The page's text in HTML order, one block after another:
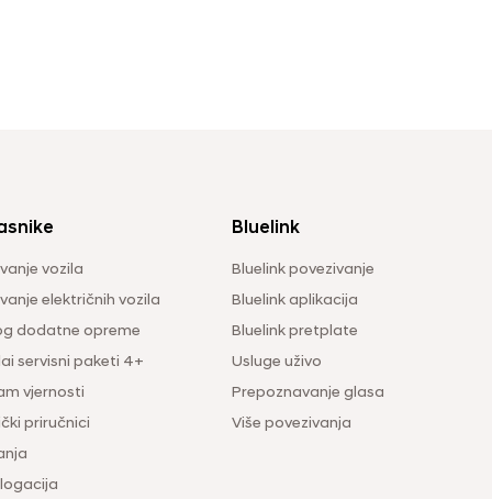
vozila
električnih vozila
dodatne opreme
servisni paketi 4+
vjernosti
priručnici
Bluelink
Bluelink povezivanje
Bluelink aplikacija
Bluelink pretplate
Usluge uživo
Prepoznavanje glasa
Više povezivanja